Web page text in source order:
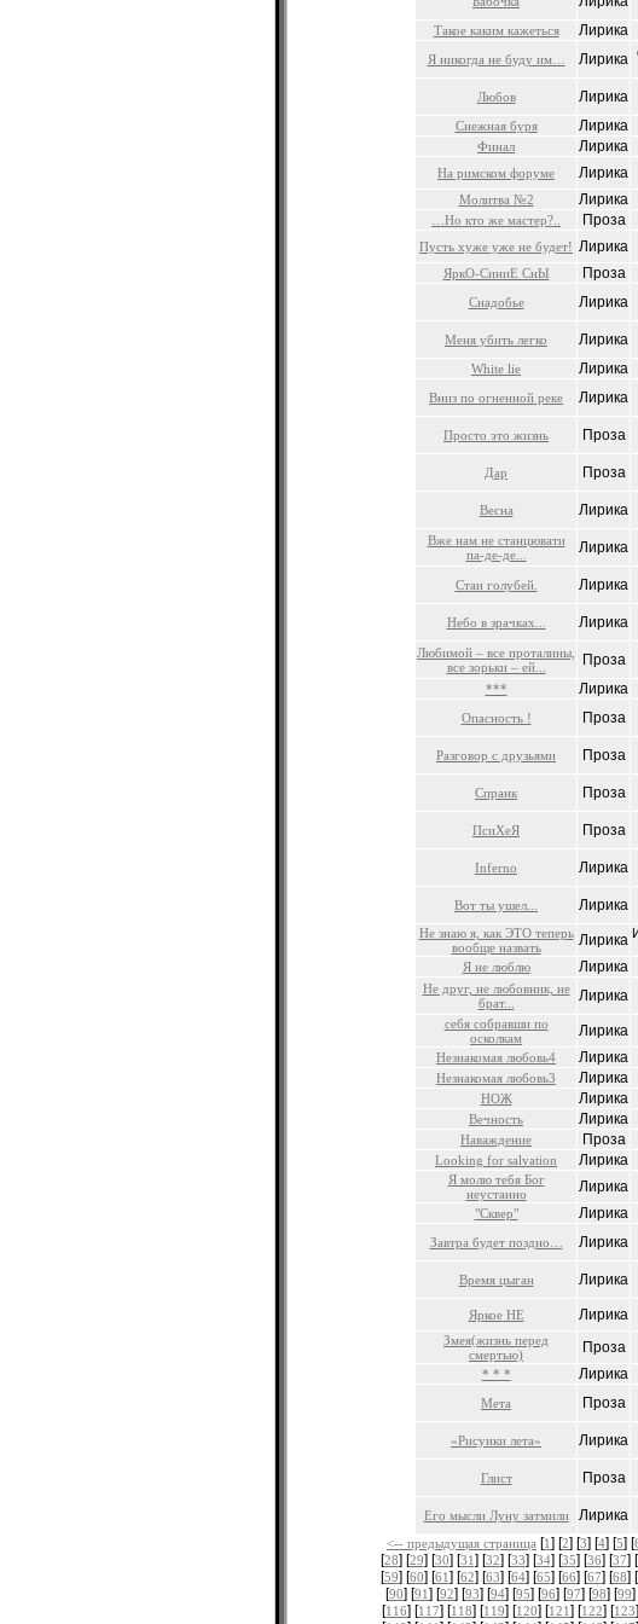
Такое каким кажеться Лирика
Я никогда не буду им… Лирика
Любов Лирика
Снежная буря Лирика
Финал Лирика
На римском форуме Лирика
Молитва №2 Лирика
…Но кто же мастер?.. Проза
Пусть хуже уже не будет! Лирика
ЯркО-СиниЕ СнЫ Проза
Снадобье Лирика
Меня убить легко Лирика
White lie Лирика
Вниз по огненной реке Лирика
Просто это жизнь Проза
Дар Проза
Весна Лирика
Вже нам не станцювати
па-де-де...
Лирика
Стаи голубей. Лирика
Небо в зрачках... Лирика
Любимой – все проталины,
все зорьки – ей...
Проза
*** Лирика
Опасность ! Проза
Разговор с друзьями Проза
Спранк Проза
ПсиХеЯ Проза
Inferno Лирика
Вот ты ушел... Лирика
Не знаю я, как ЭТО теперь
вообще назвать
Лирика
Я не люблю Лирика
Не друг, не любовник, не
брат...
Лирика
себя собравши по
осколкам
Лирика
Незнакомая любовь4 Лирика
Незнакомая любовь3 Лирика
НОЖ Лирика
Вечность Лирика
Наваждение Проза
Looking for salvation Лирика
Я молю тебя Бог
неустанно
Лирика
"Сквер" Лирика
Завтра будет поздно… Лирика
Время цыган Лирика
Яркое НЕ Лирика
Змея(жизнь перед
смертью)
Проза
* * * Лирика
Мета Проза
«Рисунки лета» Лирика
Глист Проза
Его мысли Луну затмили Лирика
<-- предыдущая страница [1] [2] [3] [4] [5] [
[28] [29] [30] [31] [32] [33] [34] [35] [36] [37] [
[59] [60] [61] [62] [63] [64] [65] [66] [67] [68] [
[90] [91] [92] [93] [94] [95] [96] [97] [98] [99]
[116] [117] [118] [119] [120] [121] [122] [123